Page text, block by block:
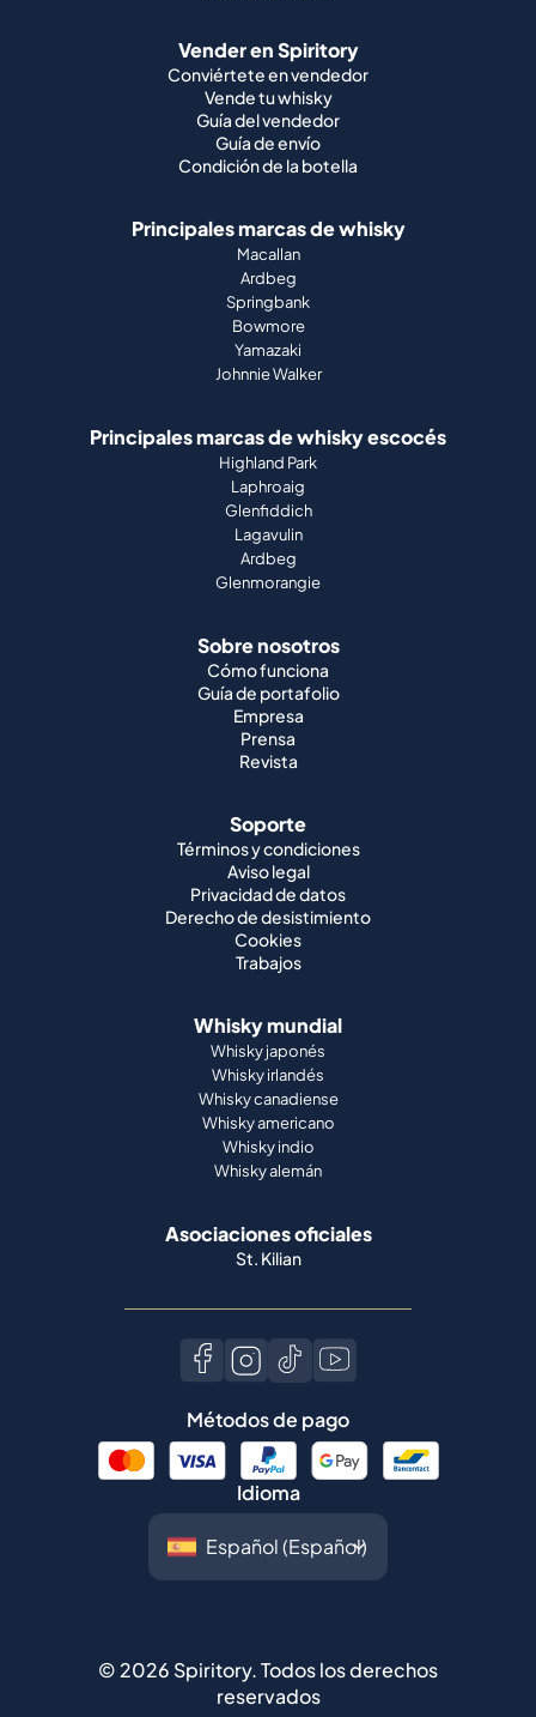
Vender en Spiritory
Conviértete en vendedor
Vende tu whisky
Guía del vendedor
Guía de envío
Condición de la botella
Principales marcas de whisky
Macallan
Ardbeg
Springbank
Bowmore
Yamazaki
Johnnie Walker
Principales marcas de whisky escocés
Highland Park
Laphroaig
Glenfiddich
Lagavulin
Ardbeg
Glenmorangie
Sobre nosotros
Cómo funciona
Guía de portafolio
Empresa
Prensa
Revista
Soporte
Términos y condiciones
Aviso legal
Privacidad de datos
Derecho de desistimiento
Cookies
Trabajos
Whisky mundial
Whisky japonés
Whisky irlandés
Whisky canadiense
Whisky americano
Whisky indio
Whisky alemán
Asociaciones oficiales
St. Kilian
Métodos de pago
Idioma
©2026 Spiritory.Todos los derechos
reservados